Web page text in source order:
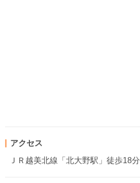
アクセス
ＪＲ越美北線「北大野駅」徒歩18分